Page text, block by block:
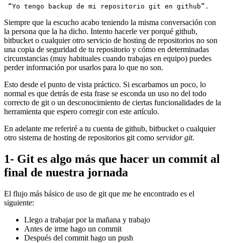
“Yo tengo backup de mi repositorio git en github”.
Siempre que la escucho acabo teniendo la misma conversación con
la persona que la ha dicho. Intento hacerle ver porqué github,
bitbucket o cualquier otro servicio de hosting de repositorios no son
una copia de seguridad de tu repositorio y cómo en determinadas
circunstancias (muy habituales cuando trabajas en equipo) puedes
perder información por usarlos para lo que no son.
Esto desde el punto de vista práctico. Si escarbamos un poco, lo
normal es que detrás de esta frase se esconda un uso no del todo
correcto de git o un desconocimiento de ciertas funcionalidades de la
herramienta que espero corregir con este artículo.
En adelante me referiré a tu cuenta de github, bitbucket o cualquier
otro sistema de hosting de repositorios git como servidor git.
1- Git es algo más que hacer un commit al
final de nuestra jornada
El flujo más básico de uso de git que me he encontrado es el
siguiente:
Llego a trabajar por la mañana y trabajo
Antes de irme hago un commit
Después del commit hago un push